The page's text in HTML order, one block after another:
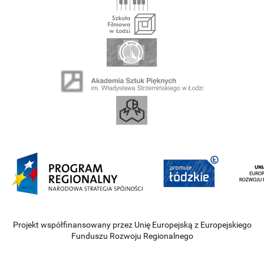
Projekt współfinansowany przez Unię Europejską z Europejskiego
Funduszu Rozwoju Regionalnego